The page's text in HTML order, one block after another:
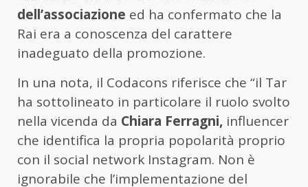
dell’associazione ed ha confermato che la
Rai era a conoscenza del carattere
inadeguato della promozione.
In una nota, il Codacons riferisce che “il Tar
ha sottolineato in particolare il ruolo svolto
nella vicenda da Chiara Ferragni, influencer
che identifica la propria popolarità proprio
con il social network Instagram. Non è
ignorabile che l’implementazione del